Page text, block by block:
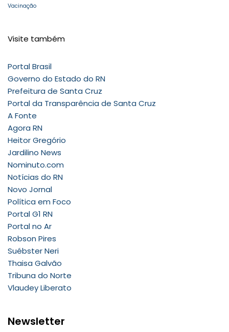
Vacinação
Visite também
Portal Brasil
Governo do Estado do RN
Prefeitura de Santa Cruz
Portal da Transparência de Santa Cruz
A Fonte
Agora RN
Heitor Gregório
Jardilino News
Nominuto.com
Notícias do RN
Novo Jornal
Política em Foco
Portal G1 RN
Portal no Ar
Robson Pires
Suébster Neri
Thaisa Galvão
Tribuna do Norte
Vlaudey Liberato
Newsletter